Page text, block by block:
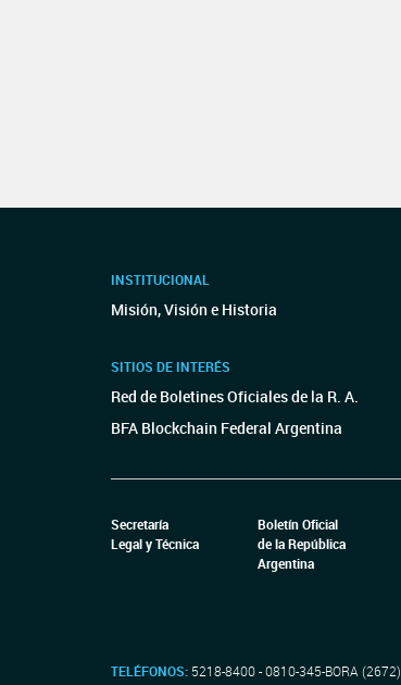
INSTITUCIONAL
Misión, Visión e Historia
SITIOS DE INTERÉS
Red de Boletines Oficiales de la R. A.
BFA Blockchain Federal Argentina
Secretaría
Legal y Técnica
Boletín Oficial
de la República
Argentina
TELÉFONOS: 5218-8400 - 0810-345-BORA (2672)